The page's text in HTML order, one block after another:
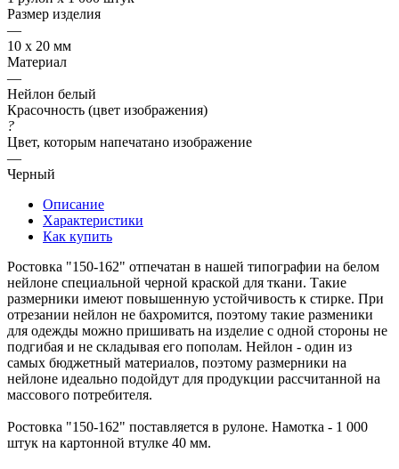
Размер изделия
—
10 х 20 мм
Материал
—
Нейлон белый
Красочность (цвет изображения)
?
Цвет, которым напечатано изображение
—
Черный
Описание
Характеристики
Как купить
Ростовка "150-162" отпечатан в нашей типографии на белом
нейлоне специальной черной краской для ткани. Такие
размерники имеют повышенную устойчивость к стирке. При
отрезании нейлон не бахромится, поэтому такие разменики
для одежды можно пришивать на изделие с одной стороны не
подгибая и не складывая его пополам. Нейлон - один из
самых бюджетный материалов, поэтому размерники на
нейлоне идеально подойдут для продукции рассчитанной на
массового потребителя.
Ростовка "150-162" поставляется в рулоне. Намотка - 1 000
штук на картонной втулке 40 мм.